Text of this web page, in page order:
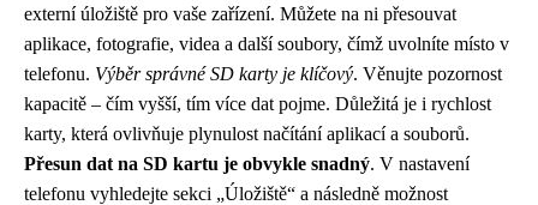
externí úložiště pro vaše zařízení. Můžete na ni přesouvat
aplikace, fotografie, videa a další soubory, čímž uvolníte místo v
telefonu. Výběr správné SD karty je klíčový. Věnujte pozornost
kapacitě – čím vyšší, tím více dat pojme. Důležitá je i rychlost
karty, která ovlivňuje plynulost načítání aplikací a souborů.
Přesun dat na SD kartu je obvykle snadný. V nastavení
telefonu vyhledejte sekci „Úložiště“ a následně možnost